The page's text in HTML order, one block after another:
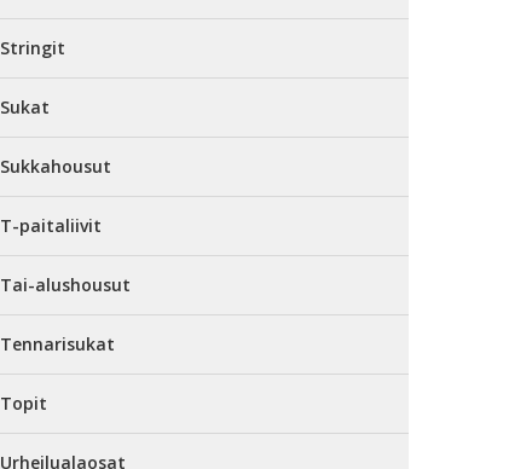
Stringit
Sukat
Sukkahousut
T-paitaliivit
Tai-alushousut
Tennarisukat
Topit
Urheilualaosat